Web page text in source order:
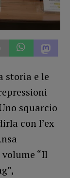
storia e le
squarcio
con l’ex
“Il